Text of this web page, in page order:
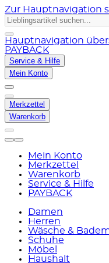
Zur Hauptnavigation
Hauptnavigation
PAYBACK
Service & Hilfe
Mein Konto
Merkzettel
Warenkorb
Mein Konto
Merkzettel
Warenkorb
Service & Hilfe
PAYBACK
Damen
Herren
Wäsche &
Schuhe
Möbel
Haushalt